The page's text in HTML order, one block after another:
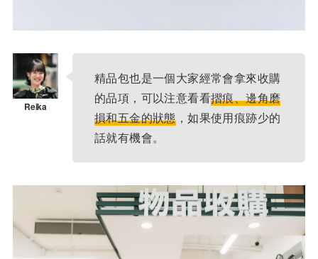
精品包也是一個大家經常會拿來收購
的品項，可以注意看看摺痕、邊角磨
損和五金的狀態，如果使用痕跡少的
話就有機會。